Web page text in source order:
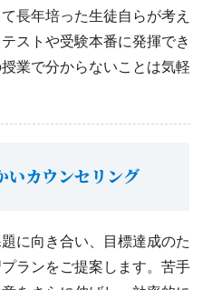
長年培った生徒自らが考え
ストや受験本番に発揮でき
業で分からないことは気軽
いカウンセリング
に向き合い、目標達成のた
ランをご提案します。苦手